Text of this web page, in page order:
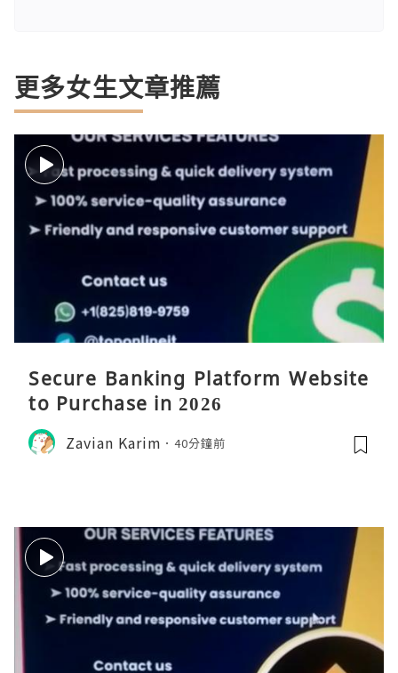
更多女生文章推薦
Secure Banking Platform Website
to Purchase in 2026
Zavian Karim 40分鐘前